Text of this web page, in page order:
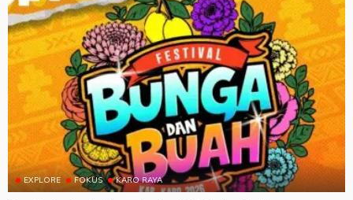
EXPLORE FOKUS KARO RAYA